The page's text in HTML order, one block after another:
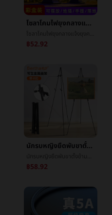
โซลาโคมไฟยุงกลางแจ้งยุงครัวเรือนกายภาพไฟฟ้าช็อตยากันยุงกลางแจ้งลานระเบียงประภาสโคมไฟยุง
฿52.92
นักรบหญิงยืดพับขาตั้งข้ามพรมแดนใหม่โลหะขาตั้งขาตั้งขาตั้งร่างขาตั้งจอแสดงผล
฿58.92